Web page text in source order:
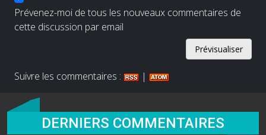
Prévenez-moi de tous les nouveaux commentaires de
cette discussion par email
Suivre les commentaires : |
DERNIERS COMMENTAIRES